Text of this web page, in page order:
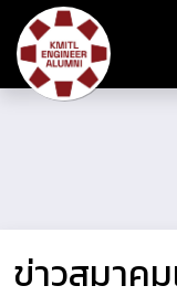
ข่าวสมาคม